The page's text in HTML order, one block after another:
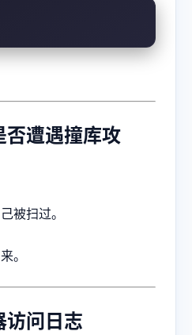
否遭遇撞库攻
被扫过。
。
访问日志